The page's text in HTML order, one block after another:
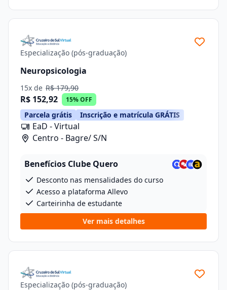
Especialização (pós-graduação)
Neuropsicologia
15x de R$ 179,90
R$ 152,92 15% OFF
Parcela grátis Inscrição e matrícula GRÁTIS
EaD - Virtual
Centro - Bagre/ S/N
Benefícios Clube Quero
Desconto nas mensalidades do curso
Acesso a plataforma Allevo
Carteirinha de estudante
Ver mais detalhes
Especialização (pós-graduação)